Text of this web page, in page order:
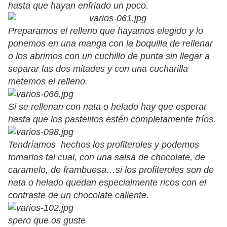
hasta que hayan enfriado un poco.
Preparamos el relleno que hayamos elegido y lo
ponemos en una manga con la boquilla de rellenar
o los abrimos con un cuchillo de punta sin llegar a
separar las dos mitades y con una cucharilla
metemos el relleno.
Si se rellenan con nata o helado hay que esperar
hasta que los pastelitos estén completamente fríos.
Tendríamos hechos los profiteroles y podemos
tomarlos tal cual, con una salsa de chocolate, de
caramelo, de frambuesa…si los profiteroles son de
nata o helado quedan especialmente ricos con el
contraste de un chocolate caliente.
spero que os guste